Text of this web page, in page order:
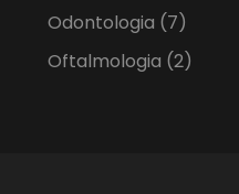
Odontologia (7)
Oftalmologia (2)